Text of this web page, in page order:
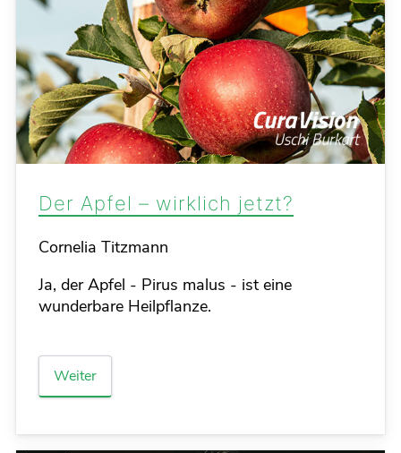
Der Apfel – wirklich jetzt?
Details
Cornelia Titzmann
Ja, der Apfel - Pirus malus - ist eine
wunderbare Heilpflanze.
Weiter